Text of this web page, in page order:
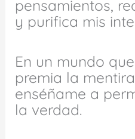
pensamientos,
y purifica mis
En un mundo
premia la
enséñame a
la verdad.